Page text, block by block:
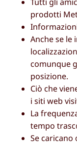
prodotti
Anche se le
comunque
posizione.
Ciò che
i siti web
La
tempo
Se